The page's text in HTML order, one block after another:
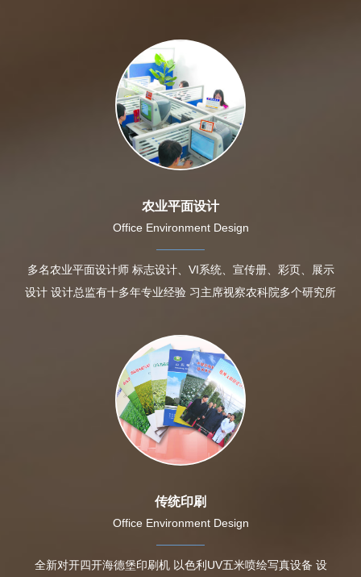
农业平面设计
Office Environment Design
多名农业平面设计师 标志设计、VI系统、宣传册、彩页、展示
设计 设计总监有十多年专业经验 习主席视察农科院多个研究所
传统印刷
Office Environment Design
全新对开四开海德堡印刷机 以色利UV五米喷绘写真设备 设